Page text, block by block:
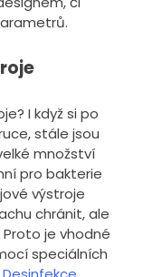
I když si po
stále jsou
množství
pro bakterie
výstroje
chránit, ale
je vhodné
speciálních